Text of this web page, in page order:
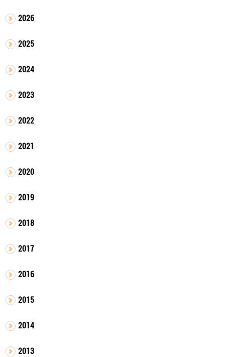
2026
2025
2024
2023
2022
2021
2020
2019
2018
2017
2016
2015
2014
2013